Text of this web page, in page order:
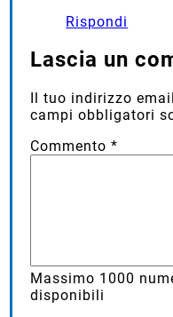
Rispondi
Lascia un
Il tuo indirizzo
campi obbligatori
Commento*
Massimo 1000
disponibili